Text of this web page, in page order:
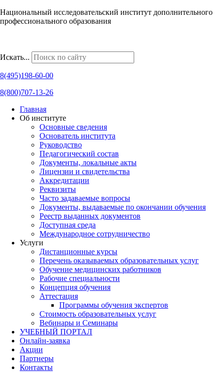
Национальный исследовательский институт дополнительного
профессионального образования
Искать...
8(495)198-60-00
8(800)707-13-26
Главная
Об институте
Основные сведения
Основатель института
Руководство
Педагогический состав
Документы, локальные акты
Лицензии и свидетельства
Аккредитации
Реквизиты
Часто задаваемые вопросы
Документы, выдаваемые по окончании обучения
Реестр выданных документов
Доступная среда
Международное сотрудничество
Услуги
Дистанционные курсы
Перечень оказываемых образовательных услуг
Обучение медицинских работников
Рабочие специальности
Концепция обучения
Аттестация
Программы обучения экспертов
Стоимость образовательных услуг
Вебинары и Семинары
УЧЕБНЫЙ ПОРТАЛ
Онлайн-заявка
Акции
Партнеры
Контакты